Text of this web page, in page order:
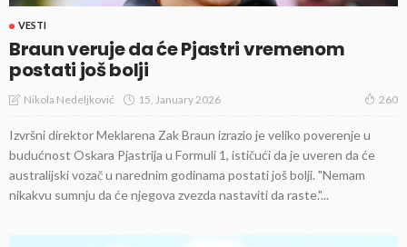
VESTI
Braun veruje da će Pjastri vremenom
postati još bolji
Nikola Nedeljković 15, January 2026 260
Izvršni direktor Meklarena Zak Braun izrazio je veliko poverenje u
budućnost Oskara Pjastrija u Formuli 1, ističući da je uveren da će
australijski vozač u narednim godinama postati još bolji. "Nemam
nikakvu sumnju da će njegova zvezda nastaviti da raste."...